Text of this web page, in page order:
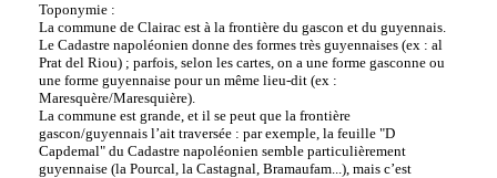
Toponymie :
La commune de Clairac est à la frontière du gascon et du guyennais.
Le Cadastre napoléonien donne des formes très guyennaises (ex : al
Prat del Riou) ; parfois, selon les cartes, on a une forme gasconne ou
une forme guyennaise pour un même lieu-dit (ex :
Maresquère/Maresquière).
La commune est grande, et il se peut que la frontière
gascon/guyennais l’ait traversée : par exemple, la feuille "D
Capdemal" du Cadastre napoléonien semble particulièrement
guyennaise (la Pourcal, la Castagnal, Bramaufam...), mais c’est